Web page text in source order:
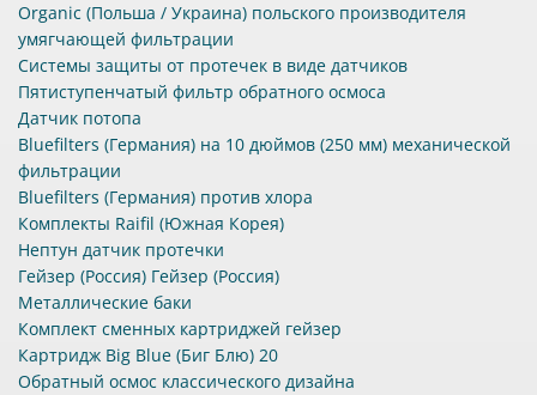
Organic (Польша / Украина) польского производителя
умягчающей фильтрации
Системы защиты от протечек в виде датчиков
Пятиступенчатый фильтр обратного осмоса
Датчик потопа
Bluefilters (Германия) на 10 дюймов (250 мм) механической
фильтрации
Bluefilters (Германия) против хлора
Комплекты Raifil (Южная Корея)
Нептун датчик протечки
Гейзер (Россия) Гейзер (Россия)
Металлические баки
Комплект сменных картриджей гейзер
Картридж Big Blue (Биг Блю) 20
Обратный осмос классического дизайна